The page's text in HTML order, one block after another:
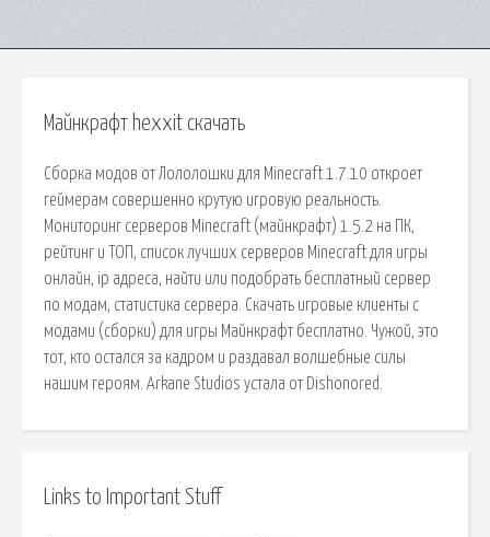
Майнкрафт hexxit скачать
Сборка модов от Лололошки для Minecraft 1.7.10 откроет
геймерам совершенно крутую игровую реальность.
Мониторинг серверов Minecraft (майнкрафт) 1.5.2 на ПК,
рейтинг и ТОП, список лучших серверов Minecraft для игры
онлайн, ip адреса, найти или подобрать бесплатный сервер
по модам, статистика сервера. Скачать игровые клиенты с
модами (сборки) для игры Майнкрафт бесплатно. Чужой, это
тот, кто остался за кадром и раздавал волшебные силы
нашим героям. Arkane Studios устала от Dishonored.
Links to Important Stuff